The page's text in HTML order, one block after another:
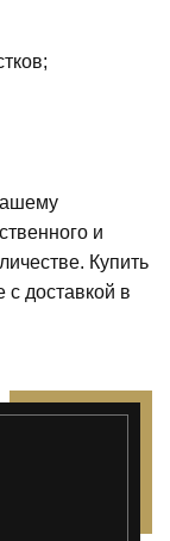
и
Купить
доставкой в